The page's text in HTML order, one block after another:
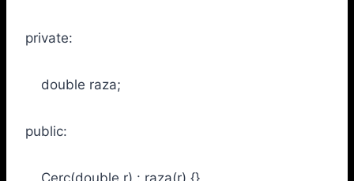
private:
double raza;
public:
Cerc(double r) : raza(r) {}